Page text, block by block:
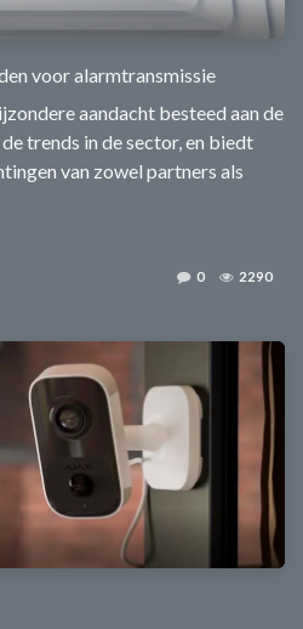
voor alarmtransmissie
aandacht besteed aan de
trends in de sector, en biedt
van zowel partners als
0 2290